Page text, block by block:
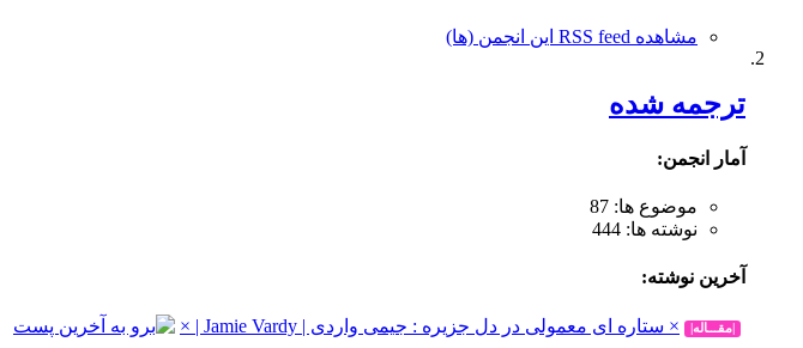
مشاهده RSS feed این انجمن (ها)
ترجمه شده
آمار انجمن:
موضوع ها: 87
نوشته ها: 444
آخرين نوشته:
|مقـــاله| × ستاره ای معمولی در دل جزیره : جیمی واردی | Jamie Vardy | ×